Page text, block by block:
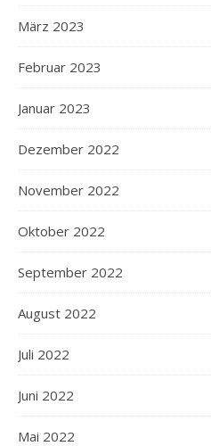
März 2023
Februar 2023
Januar 2023
Dezember 2022
November 2022
Oktober 2022
September 2022
August 2022
Juli 2022
Juni 2022
Mai 2022